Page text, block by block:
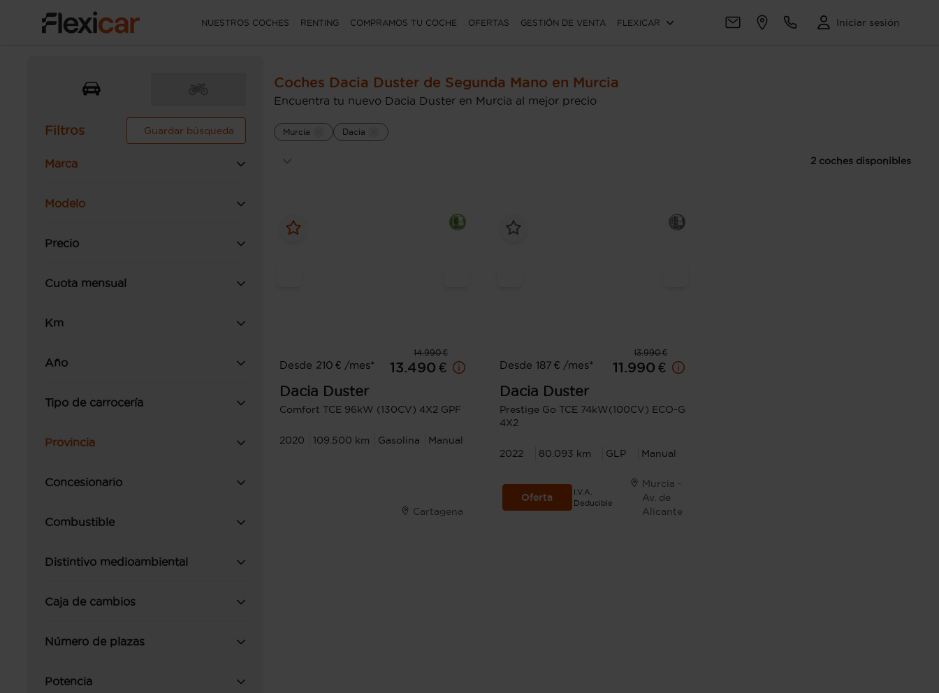
NUESTROS COCHES RENTING COMPRAMOS TU COCHE OFERTAS GESTIÓN DE VENTA FLEXICAR Iniciar sesión
Filtros Guardar búsqueda
Marca
Modelo
Precio
Cuota mensual
Km
Año
Tipo de carrocería
Provincia
Concesionario
Combustible
Distintivo medioambiental
Caja de cambios
Número de plazas
Potencia
Coches Dacia Duster de Segunda Mano en Murcia
Encuentra tu nuevo Dacia Duster en Murcia al mejor precio
Murcia Dacia
2 coches disponibles
14.990 €
Desde 210 € /mes*
13.490 €
Dacia Duster
Comfort TCE 96kW (130CV) 4X2 GPF
2020 109.500 km Gasolina Manual
Cartagena
13.990 €
Desde 187 € /mes*
11.990 €
Dacia Duster
Prestige Go TCE 74kW(100CV) ECO-G
4X2
2022 80.093 km GLP Manual
Oferta
I.V.A.
Deducible
Murcia -
Av. de
Alicante